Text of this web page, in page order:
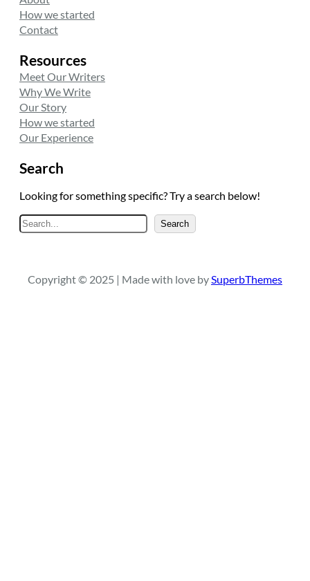
How we started
Contact
Resources
Meet Our Writers
Why We Write
Our Story
How we started
Our Experience
Search
Looking for something specific? Try a search below!
A
r
Search
Copyright © 2025 | Made with love bySuperbThemes